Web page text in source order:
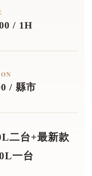
/ 1H
/ 縣市
二台+最新款
一台